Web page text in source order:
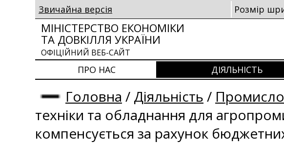
Звичайна версія Розмір
МІНІСТЕРСТВО ЕКОНОМІКИ
ТА ДОВКІЛЛЯ УКРАЇНИ
ОФІЦІЙНИЙ ВЕБ-САЙТ
ПРО НАС ДІЯЛЬНІСТЬ
Головна / Діяльність /
техніки та обладнання для
компенсується за рахунок